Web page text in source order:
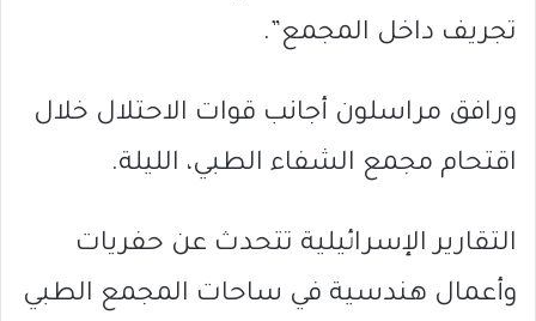
تجريف داخل المجمع”.
ورافق مراسلون أجانب قوات الاحتلال خلال
اقتحام مجمع الشفاء الطبي، الليلة.
التقارير الإسرائيلية تتحدث عن حفريات
وأعمال هندسية في ساحات المجمع الطبي